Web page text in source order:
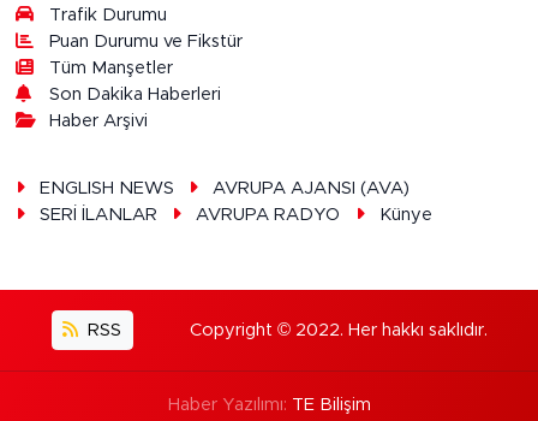
Trafik Durumu
Puan Durumu ve Fikstür
Tüm Manşetler
Son Dakika Haberleri
Haber Arşivi
ENGLISH NEWS
AVRUPA AJANSI (AVA)
SERİ İLANLAR
AVRUPA RADYO Künye
RSS Copyright © 2022. Her hakkı saklıdır.
Haber Yazılımı: TE Bilişim